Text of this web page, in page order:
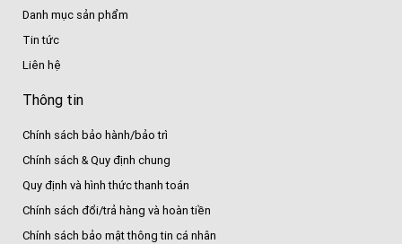
Danh mục sản phẩm
Tin tức
Liên hệ
Thông tin
Chính sách bảo hành/bảo trì
Chính sách & Quy định chung
Quy định và hình thức thanh toán
Chính sách đổi/trả hàng và hoàn tiền
Chính sách bảo mật thông tin cá nhân